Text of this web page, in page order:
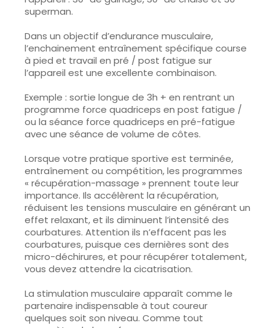
superman.
Dans un objectif d’endurance musculaire,
l’enchainement entraînement spécifique course
à pied et travail en pré / post fatigue sur
l’appareil est une excellente combinaison.
Exemple : sortie longue de 3h + en rentrant un
programme force quadriceps en post fatigue /
ou la séance force quadriceps en pré-fatigue
avec une séance de volume de côtes.
Lorsque votre pratique sportive est terminée,
entraînement ou compétition, les programmes
« récupération-massage » prennent toute leur
importance. Ils accélèrent la récupération,
réduisent les tensions musculaire en générant un
effet relaxant, et ils diminuent l’intensité des
courbatures. Attention ils n’effacent pas les
courbatures, puisque ces dernières sont des
micro-déchirures, et pour récupérer totalement,
vous devez attendre la cicatrisation.
La stimulation musculaire apparaît comme le
partenaire indispensable à tout coureur
quelques soit son niveau. Comme tout